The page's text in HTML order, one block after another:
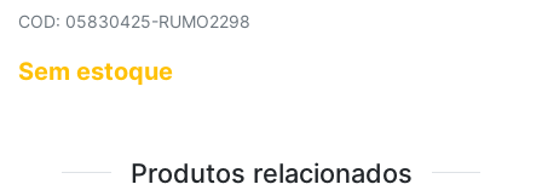
COD: 05830425-RUMO2298
Sem estoque
Produtos relacionados